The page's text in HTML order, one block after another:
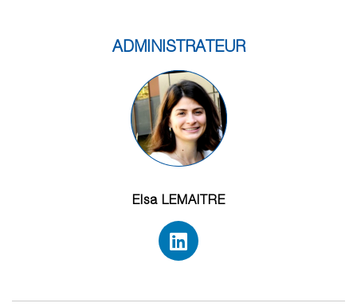
ADMINISTRATEUR
Elsa LEMAITRE